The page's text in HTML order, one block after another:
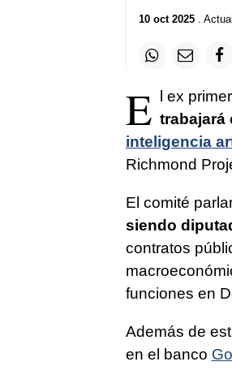
10 oct 2025.
E l ex
trabajará
inteligencia
Richmond
El comité
siendo
contratos
funciones en
Además de
en el banco